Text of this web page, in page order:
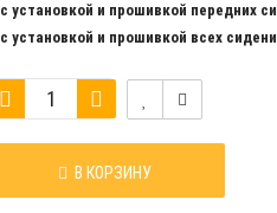
с установкой и прошивкой передних
с установкой и прошивкой всех
В КОРЗИНУ